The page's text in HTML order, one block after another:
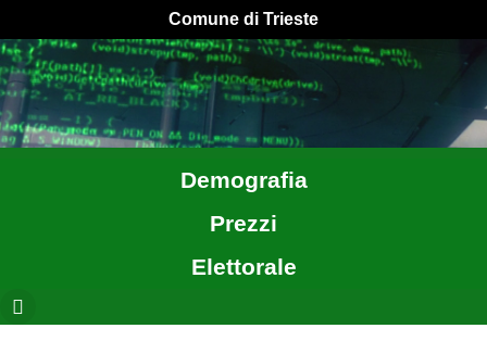
Comune di Trieste
Demografia
Prezzi
Elettorale